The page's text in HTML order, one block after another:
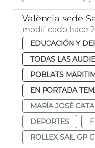
València sede
modificado hace
EDUCACIÓN Y
TODAS LAS
POBLATS
EN PORTADA
MARÍA JOSÉ
DEPORTES
ROLLEX SAIL GP